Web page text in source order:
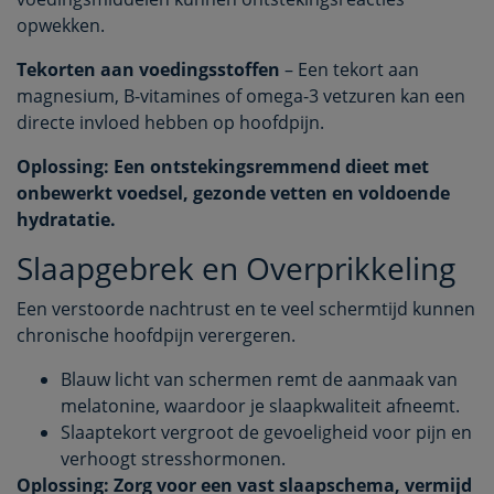
opwekken.
Tekorten aan voedingsstoffen – Een tekort aan
magnesium, B-vitamines of omega-3 vetzuren kan een
directe invloed hebben op hoofdpijn.
Oplossing: Een ontstekingsremmend dieet met
onbewerkt voedsel, gezonde vetten en voldoende
hydratatie.
Slaapgebrek en Overprikkeling
Een verstoorde nachtrust en te veel schermtijd kunnen
chronische hoofdpijn verergeren.
Blauw licht van schermen remt de aanmaak van
melatonine, waardoor je slaapkwaliteit afneemt.
Slaaptekort vergroot de gevoeligheid voor pijn en
verhoogt stresshormonen.
Oplossing: Zorg voor een vast slaapschema, vermijd